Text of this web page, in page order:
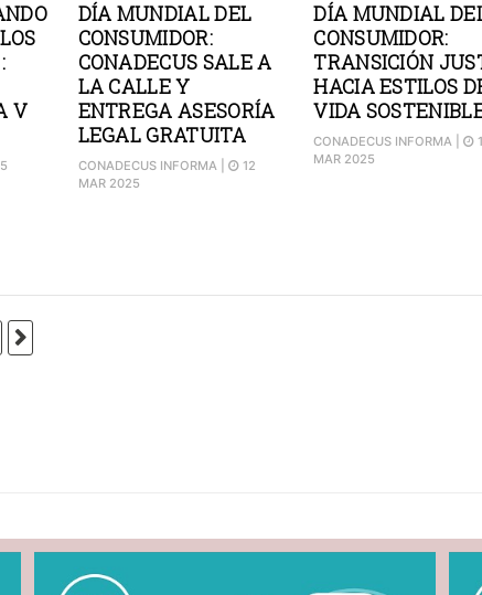
V
DÍA MUNDIAL DEL
CONSUMIDOR:
CONADECUS SALE A
LA CALLE Y
ENTREGA ASESORÍA
LEGAL GRATUITA
CONADECUS INFORMA|
12
MAR 2025
DÍA MUNDIAL
CONSUMIDOR:
TRANSICIÓN
HACIA ESTILOS
VIDA
CONADECUS INFORMA |
MAR 2025